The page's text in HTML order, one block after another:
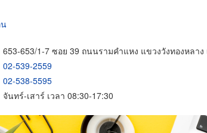
653-653/1-7 ซอย 39 ถนนรามคำแหง แขวงวังทองหลา
02-539-2559
02-538-5595
จันทร์-เสาร์ เวลา 08:30-17:30